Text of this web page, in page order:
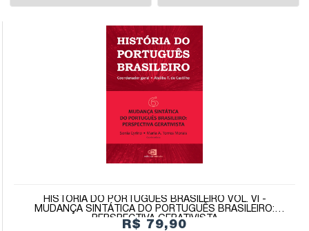
HISTÓRIA DO PORTUGUÊS BRASILEIRO VOL. VI -
MUDANÇA SINTÁTICA DO PORTUGUÊS BRASILEIRO:
PERSPECTIVA GERATIVISTA
R$ 79,90